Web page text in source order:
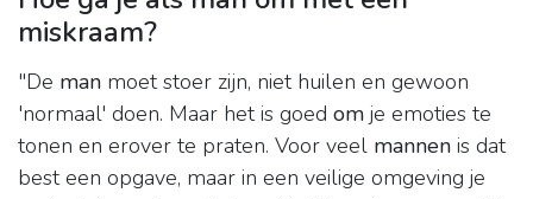
miskraam?
"De man moet stoer zijn, niet huilen en gewoon
'normaal' doen. Maar het is goed om je emoties te
tonen en erover te praten. Voor veel mannen is dat
best een opgave, maar in een veilige omgeving je